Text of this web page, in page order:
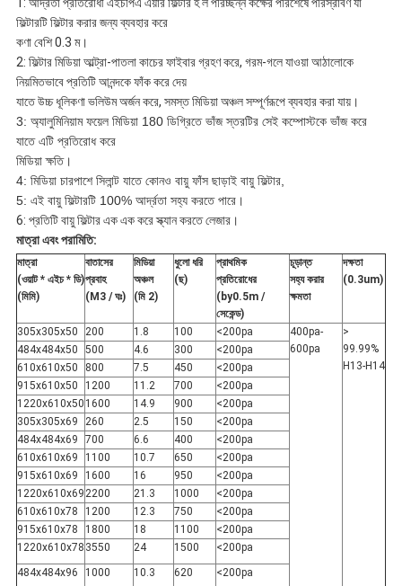
1: আর্দ্রতা প্রতিরোধী এইচপিএ এয়ার ফিল্টার হ'ল পরিচ্ছন্ন কক্ষের পরিশেষে পরিস্রাবণ যা
ফিল্টারটি ফিল্টার করার জন্য ব্যবহার করে
কণা বেশি 0.3 ম।
2: ফিল্টার মিডিয়া আল্ট্রা-পাতলা কাচের ফাইবার গ্রহণ করে, গরম-গলে যাওয়া আঠালোকে
নিয়মিতভাবে প্রতিটি আনন্দকে ফাঁক করে দেয়
যাতে উচ্চ ধূলিকণা ভলিউম অর্জন করে, সমস্ত মিডিয়া অঞ্চল সম্পূর্ণরূপে ব্যবহার করা যায়।
3: অ্যালুমিনিয়াম ফয়েল মিডিয়া 180 ডিগ্রিতে ভাঁজ স্তরটির সেই কম্পোস্টকে ভাঁজ করে
যাতে এটি প্রতিরোধ করে
মিডিয়া ক্ষতি।
4: মিডিয়া চারপাশে সিলান্ট যাতে কোনও বায়ু ফাঁস ছাড়াই বায়ু ফিল্টার,
5: এই বায়ু ফিল্টারটি 100% আর্দ্রতা সহ্য করতে পারে।
6: প্রতিটি বায়ু ফিল্টার এক এক করে স্ক্যান করতে লেজার।
মাত্রা এবং পরামিতি:
মাত্রা
(ওয়াট * এইচ * ডি)
(মিমি)
বাতাসের
প্রবাহ
(M3 / ঘঃ)
মিডিয়া
অঞ্চল
(মি 2)
ধুলো ধরি
(ছ)
প্রাথমিক
প্রতিরোধের
(by0.5m /
সেকেন্ড)
চূড়ান্ত
সহ্য করার
ক্ষমতা
দক্ষতা
(0.3um)
305x305x50 200 1.8 100 <200pa
400pa-
600pa
>
99.99%
H13-H14
484x484x50 500 4.6 300
<200pa
610x610x50
800 7.5 450
<200pa
915x610x50
1200 11.2 700
<200pa
1220x610x50 1600 14.9 900
<200pa
305x305x69
260 2.5 150
<200pa
484x484x69
700 6.6 400
<200pa
610x610x69
1100 10.7 650
<200pa
915x610x69
1600 16 950
<200pa
1220x610x692200 21.3 1000
<200pa
610x610x78
1200 12.3 750
<200pa
915x610x78
1800 18 1100
<200pa
1220x610x78 3550 24 1500
<200pa
484x484x96
1000 10.3 620 <200pa